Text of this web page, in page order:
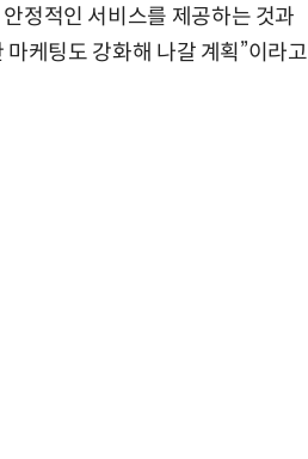
정적인 서비스를 제공하는 것과
케팅도 강화해 나갈 계획”이라고